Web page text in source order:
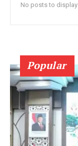
No posts to display
Popular